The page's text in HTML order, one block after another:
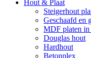
Hout & Plaat
Steigerhout
Geschaafd en
MDF platen in
Douglas hout
Hardhout
Betonplex